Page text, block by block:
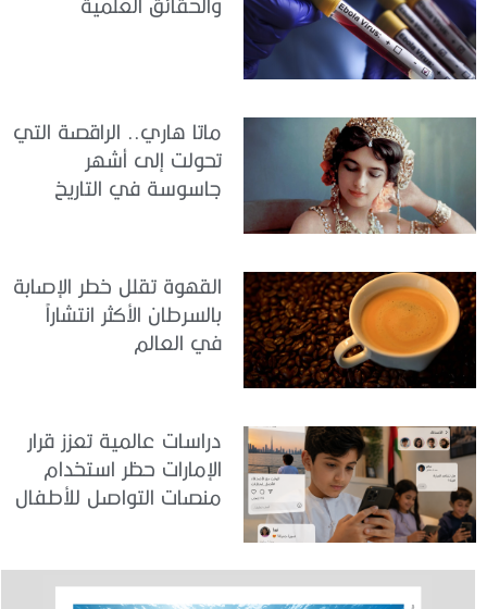
والحقائق العلمية
ماتا هاري.. الراقصة التي
تحولت إلى أشهر
جاسوسة في التاريخ
القهوة تقلل خطر الإصابة
بالسرطان الأكثر انتشاراً
في العالم
دراسات عالمية تعزز قرار
الإمارات حظر استخدام
منصات التواصل للأطفال